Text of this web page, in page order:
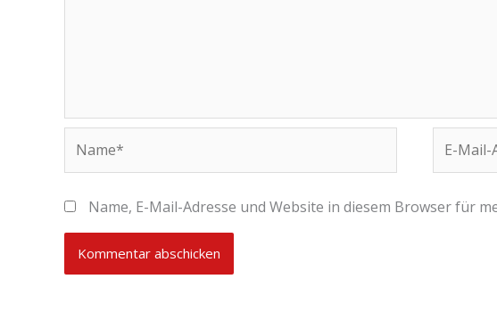
Mail-
Name, E-Mail-Adresse und Website in diesem Browser für